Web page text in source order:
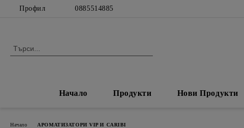
Профил 0885514885
Начало Продукти Нови Продукти
Начало АРОМАТИЗАТОРИ VIP И CARIBI